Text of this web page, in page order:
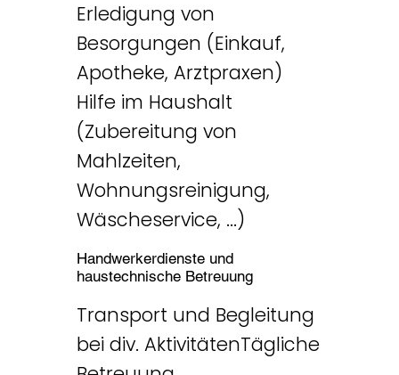
Erledigung von
Besorgungen (Einkauf,
Apotheke, Arztpraxen)
Hilfe im Haushalt
(Zubereitung von
Mahlzeiten,
Wohnungsreinigung,
Wäscheservice, ...)​
Handwerkerdienste und
haustechnische Betreuung
Transport und Begleitung
bei div. AktivitätenTägliche